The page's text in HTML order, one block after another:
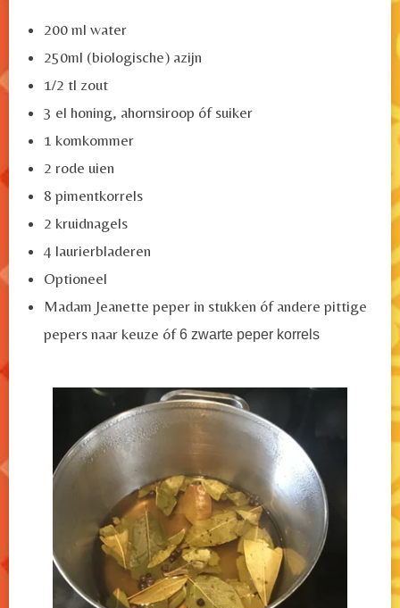
200 ml water
250ml (biologische) azijn
1/2 tl zout
3 el honing, ahornsiroop óf suiker
1 komkommer
2 rode uien
8 pimentkorrels
2 kruidnagels
4 laurierbladeren
Optioneel
Madam Jeanette peper in stukken óf andere pittige
pepers naar keuze óf6 zwarte peper korrels